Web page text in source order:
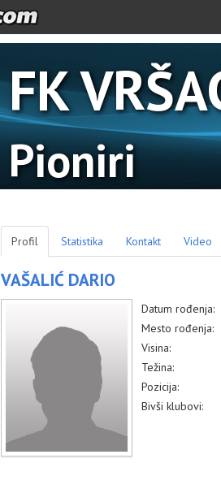
FK
Pioniri
Profil Statistika Kontakt Video
VAŠALIĆ DARIO
Datum rođenja:
Mesto rođenja:
Visina:
Težina:
Pozicija:
Bivši klubovi: